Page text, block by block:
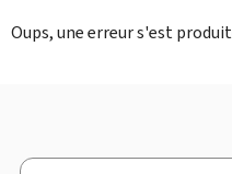
Oups, une erreur s'est